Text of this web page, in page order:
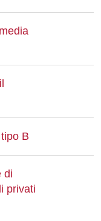
B
di
privati